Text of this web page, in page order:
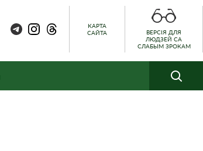
КАРТА
САЙТА
ВЕРСІЯ ДЛЯ
ЛЮДЗЕЙ СА
СЛАБЫМ ЗРОКАМ